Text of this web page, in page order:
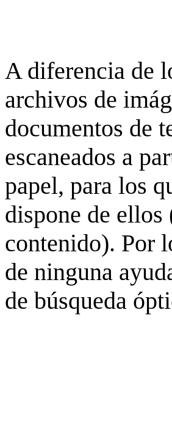
A diferencia de
archivos de
documentos de
escaneados a
papel, para los
dispone de
contenido). Por
de ninguna
de búsqueda